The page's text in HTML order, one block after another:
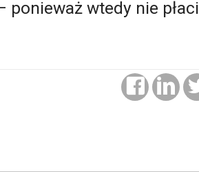
wtedy nie płaci